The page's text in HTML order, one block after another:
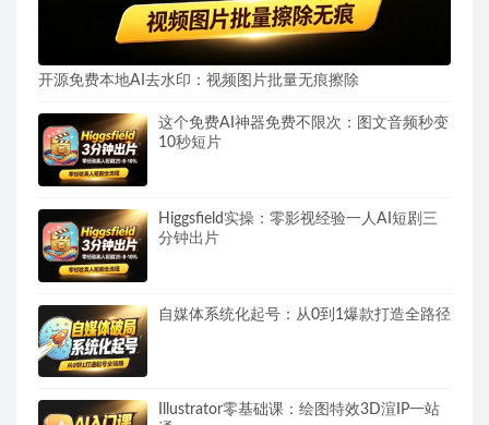
开源免费本地AI去水印：视频图片批量无痕擦除
这个免费AI神器免费不限次：图文音频秒变
10秒短片
Higgsfield实操：零影视经验一人AI短剧三
分钟出片
自媒体系统化起号：从0到1爆款打造全路径
Illustrator零基础课：绘图特效3D渲IP一站